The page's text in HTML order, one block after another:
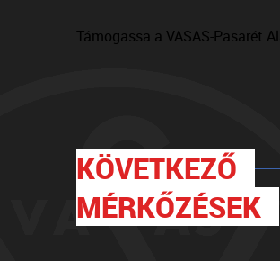
Támogassa a VASAS-Pasarét
KÖVETKEZŐ
MÉRKŐZÉSEK